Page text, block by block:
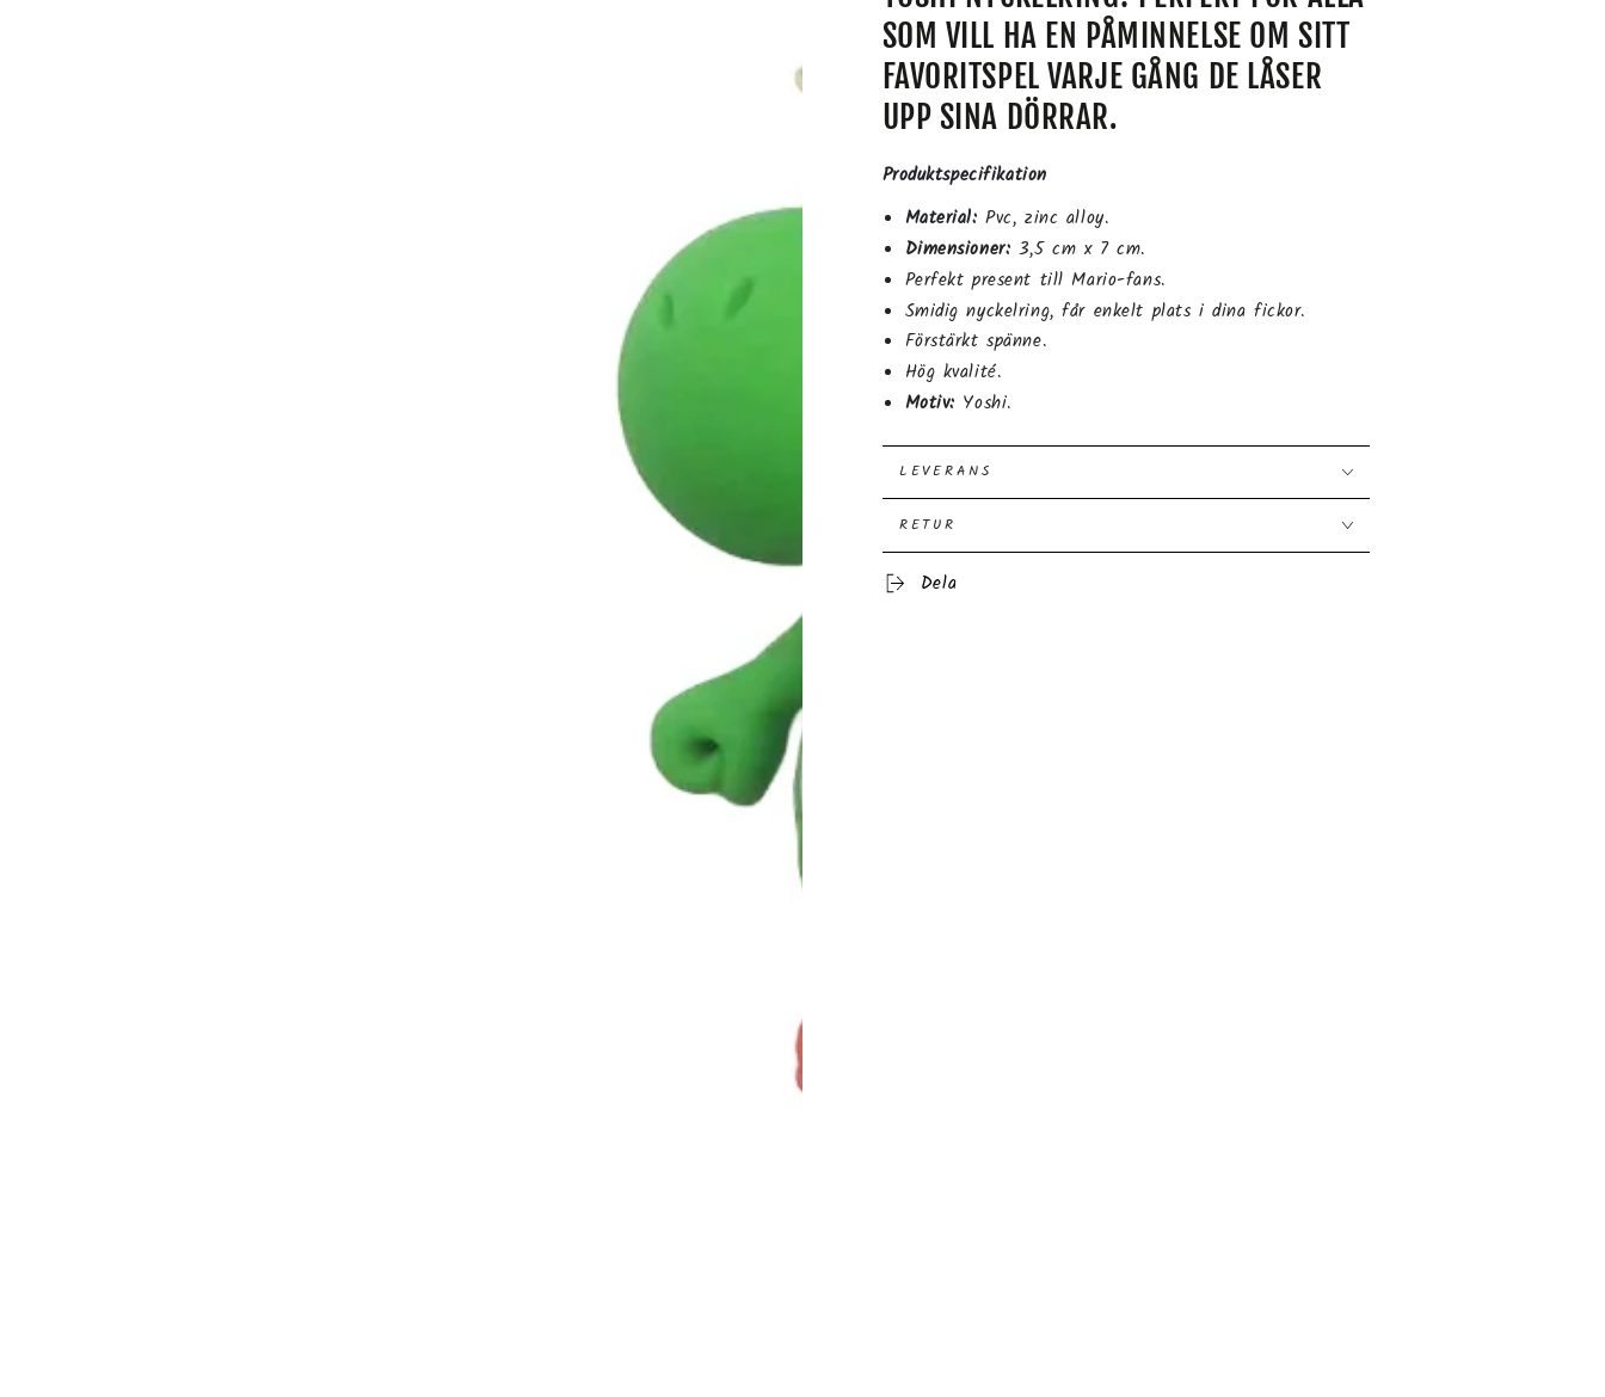
SOM VILL HA EN PÅMINNELSE OM SITT
FAVORITSPEL VARJE GÅNG DE LÅSER
UPP SINA DÖRRAR.
Produktspecifikation
Material:Pvc, zinc alloy.
Dimensioner: 3,5 cm x 7 cm.
Perfekt present till Mario-fans.
Smidig nyckelring, får enkelt plats i dina fickor.
Förstärkt spänne.
Hög kvalité.
Motiv: Yoshi.
LEVERANS
RETUR
Dela